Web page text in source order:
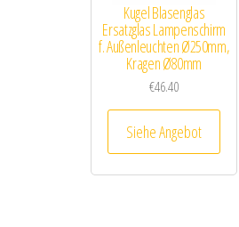
Kugel Blasenglas
Ersatzglas Lampenschirm
f. Außenleuchten Ø250mm,
Kragen Ø80mm
€46.40
Siehe Angebot